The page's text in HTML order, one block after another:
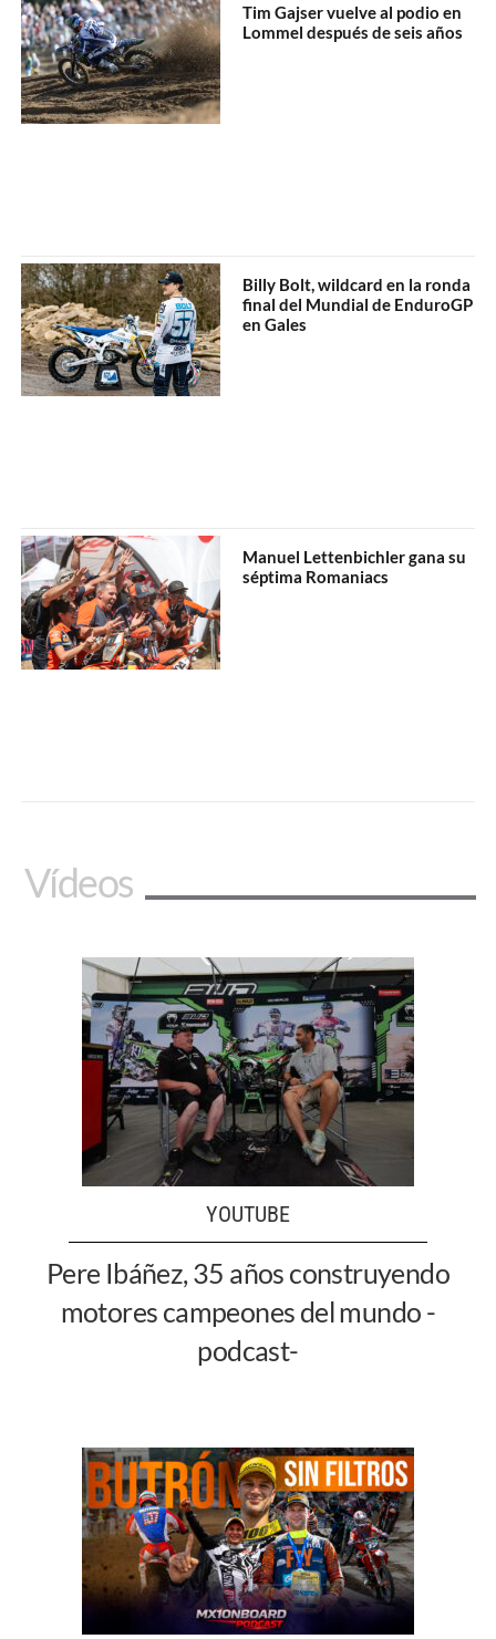
Tim Gajser vuelve al podio en
Lommel después de seis años
Billy Bolt, wildcard en la ronda
final del Mundial de EnduroGP
en Gales
Manuel Lettenbichler gana su
séptima Romaniacs
Vídeos
YOUTUBE
Pere Ibáñez, 35 años construyendo
motores campeones del mundo -
podcast-